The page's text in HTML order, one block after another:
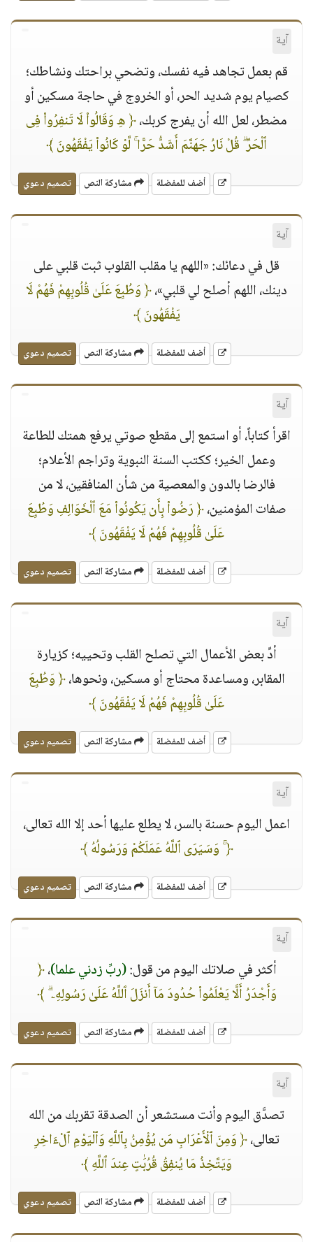
آية
قم بعمل تجاهد فيه نفسك، وتضحي براحتك ونشاطك؛
كصيام يوم شديد الحر، أو الخروج في حاجة مسكين أو
مضطر، لعل الله أن يفرج كربك،﴿ هِ وَقَالُوا۟ لَا تَنفِرُوا۟ فِى
ٱلْحَرِّ ۗ قُلْ نَارُ جَهَنَّمَ أَشَدُّ حَرًّا ۚ لَّوْ كَانُوا۟ يَفْقَهُونَ ﴾
أضف للمفضلة مشاركة النص تصميم دعوي
آية
قل في دعائك: «اللهم يا مقلب القلوب ثبت قلبي على
دينك، اللهم أصلح لي قلبي»،﴿ وَطُبِعَ عَلَىٰ قُلُوبِهِمْ فَهُمْ لَا
يَفْقَهُونَ ﴾
أضف للمفضلة مشاركة النص تصميم دعوي
آية
اقرأ كتاباً، أو استمع إلى مقطع صوتي يرفع همتك للطاعة
وعمل الخير؛ ككتب السنة النبوية وتراجم الأعلام؛
فالرضا بالدون والمعصية من شأن المنافقين، لا من
صفات المؤمنين،﴿ رَضُوا۟ بِأَن يَكُونُوا۟ مَعَ ٱلْخَوَالِفِ وَطُبِعَ
عَلَىٰ قُلُوبِهِمْ فَهُمْ لَا يَفْقَهُونَ ﴾
أضف للمفضلة مشاركة النص تصميم دعوي
آية
أدِّ بعض الأعمال التي تصلح القلب وتحييه؛ كزيارة
المقابر، ومساعدة محتاج أو مسكين، ونحوها،﴿ وَطُبِعَ
عَلَىٰ قُلُوبِهِمْ فَهُمْ لَا يَفْقَهُونَ ﴾
أضف للمفضلة مشاركة النص تصميم دعوي
آية
اعمل اليوم حسنة بالسر، لا يطلع عليها أحد إلا الله تعالى،
﴿ ۚ وَسَيَرَى ٱللَّهُ عَمَلَكُمْ وَرَسُولُهُ ﴾
أضف للمفضلة مشاركة النص تصميم دعوي
آية
أكثر في صلاتك اليوم من قول:(ربِّ زدني علما)،﴿
وَأَجْدَرُ أَلَّا يَعْلَمُوا۟ حُدُودَ مَآ أَنزَلَ ٱللَّهُ عَلَىٰ رَسُولِهِۦ ۗ ﴾
أضف للمفضلة مشاركة النص تصميم دعوي
آية
تصدَّق اليوم وأنت مستشعر أن الصدقة تقربك من الله
تعالى،﴿ وَمِنَ ٱلْأَعْرَابِ مَن يُؤْمِنُ بِٱللَّهِ وَٱلْيَوْمِ ٱلْءَاخِرِ
وَيَتَّخِذُ مَا يُنفِقُ قُرُبَٰتٍ عِندَ ٱللَّهِ ﴾
أضف للمفضلة مشاركة النص تصميم دعوي